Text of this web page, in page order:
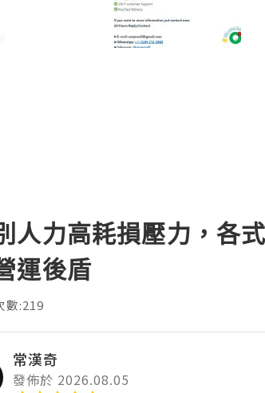
人力高耗損壓力，各
運後盾
數:219
常漢奇
發佈於 2026.08.05